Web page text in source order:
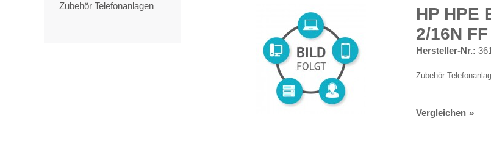
Zubehör Telefonanlagen
HP HPE
2/16N FF
Hersteller-Nr.:
Zubehör
Vergleichen